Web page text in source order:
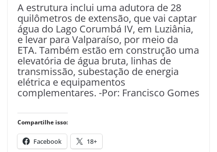
A estrutura inclui uma adutora de 28
quilômetros de extensão, que vai captar
água do Lago Corumbá IV, em Luziânia,
e levar para Valparaíso, por meio da
ETA. Também estão em construção uma
elevatória de água bruta, linhas de
transmissão, subestação de energia
elétrica e equipamentos
complementares. -Por: Francisco Gomes
Compartilhe isso:
Facebook 18+